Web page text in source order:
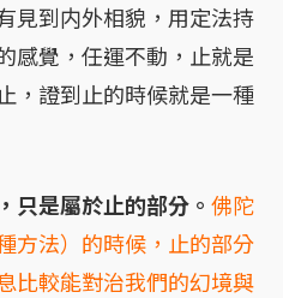
見到内外相貌，用定法持
感覺，任運不動，止就是
，證到止的時候就是一種
只是屬於止的部分。 佛陀
方法）的時候，止的部分
比較能對治我們的幻境與